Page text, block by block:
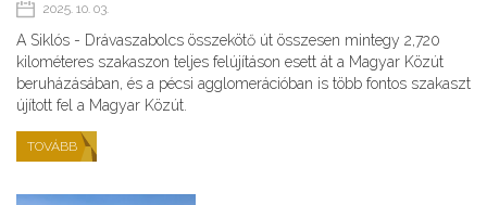
2025. 10. 03.
A Siklós - Drávaszabolcs összekötő út összesen mintegy 2,720
kilométeres szakaszon teljes felújításon esett át a Magyar Közút
beruházásában, és a pécsi agglomerációban is több fontos szakaszt
újított fel a Magyar Közút.
TOVÁBB